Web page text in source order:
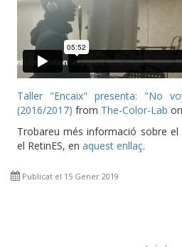
Taller "Encaix" presenta: "No
(2016/2017) from The-Color-Lab on
Trobareu més informació sobre el
el RetinES, en aquest enllaç.
Publicat el 15 Gener 2019